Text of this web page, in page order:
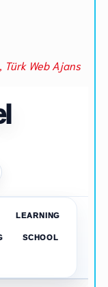
Türk Web Ajans